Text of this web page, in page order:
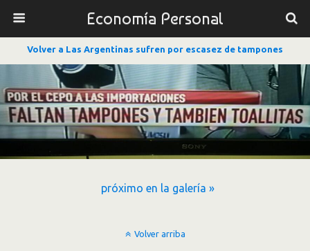
Economía Personal
Volver a Las Argentinas sufren por escasez de tampones
próximo en la galería »
Volver arriba